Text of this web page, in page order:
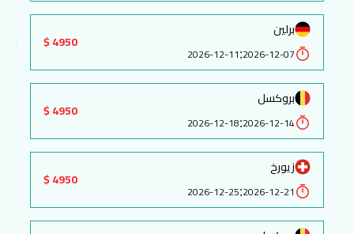
برلين
2026-12-07
:
2026-12-11
4950 $
بروكسل
2026-12-14
:
2026-12-18
4950 $
زيورخ
2026-12-21
:
2026-12-25
4950 $